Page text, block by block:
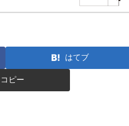
はてブ
コピー